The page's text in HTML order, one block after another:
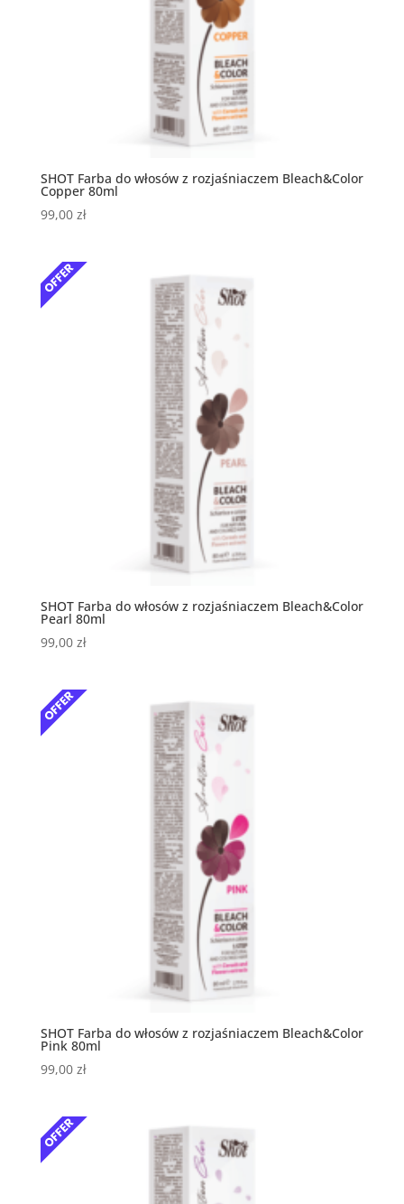
SHOT Farba do włosów z rozjaśniaczem Bleach&Color
Copper 80ml
99,00 zł
SHOT Farba do włosów z rozjaśniaczem Bleach&Color
Pearl 80ml
99,00 zł
SHOT Farba do włosów z rozjaśniaczem Bleach&Color
Pink 80ml
99,00 zł